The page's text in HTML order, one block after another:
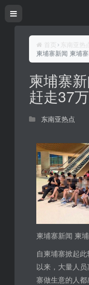
首页
东南亚热
柬埔寨新闻 柬埔
柬埔寨
赶走37
东南亚热点
柬埔寨新闻 柬
自柬埔寨掀起
以来，大量人
寨做生意的人